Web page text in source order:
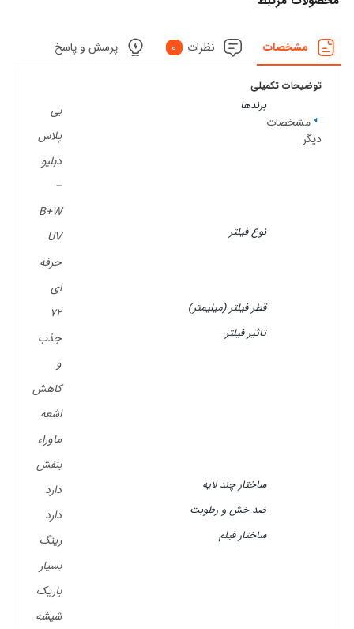
مشخصات نظرات 0 پرسش و پاسخ
توضیحات تکمیلی
مشخصات
دیگر
برندها
بی
پلاس
دبلیو
–
B+W
نوع فیلتر
UV
حرفه
ای
قطر فیلتر (میلیمتر) 72
تاثیر فیلتر
جذب
و
کاهش
اشعه
ماوراء
بنفش
ساختار چند لایه دارد
ضد خش و رطوبت دارد
ساختار فیلم
رینگ
بسیار
باریک
شیشه